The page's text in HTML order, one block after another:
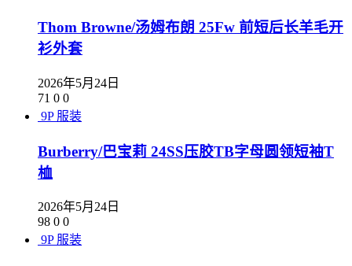
Thom Browne/汤姆布朗 25Fw 前短后长羊毛开
衫外套
2026年5月24日
71 0 0
9P 服装
Burberry/巴宝莉 24SS压胶TB字母圆领短袖T
桖
2026年5月24日
98 0 0
9P 服装